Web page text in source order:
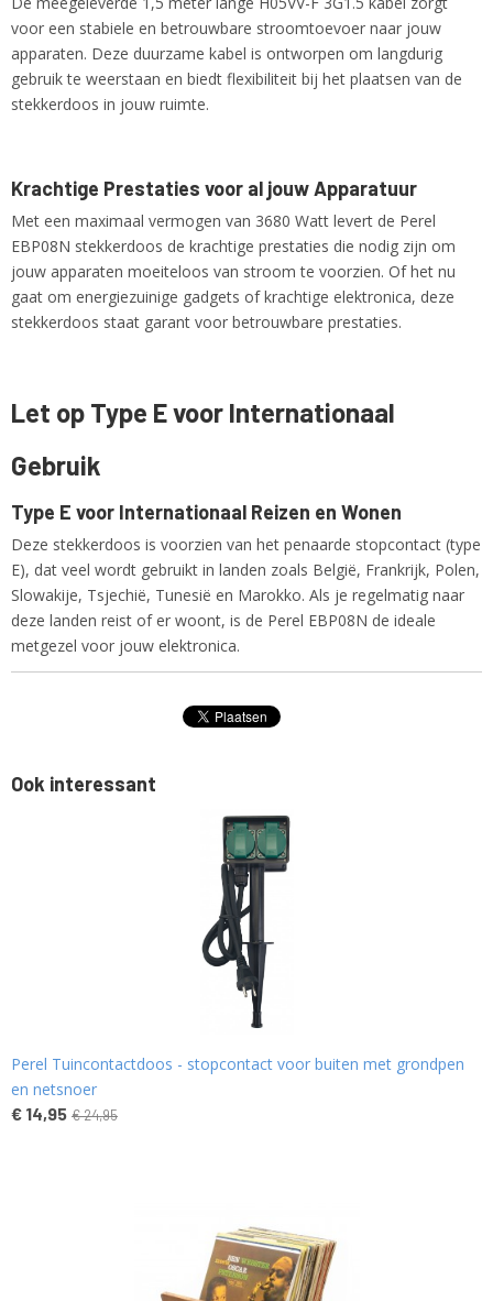
voor een stabiele en betrouwbare stroomtoevoer naar jouw
apparaten. Deze duurzame kabel is ontworpen om langdurig
gebruik te weerstaan en biedt flexibiliteit bij het plaatsen van de
stekkerdoos in jouw ruimte.
Krachtige Prestaties voor al jouw Apparatuur
Met een maximaal vermogen van 3680 Watt levert de Perel
EBP08N stekkerdoos de krachtige prestaties die nodig zijn om
jouw apparaten moeiteloos van stroom te voorzien. Of het nu
gaat om energiezuinige gadgets of krachtige elektronica, deze
stekkerdoos staat garant voor betrouwbare prestaties.
Let op Type E voor Internationaal
Gebruik
Type E voor Internationaal Reizen en Wonen
Deze stekkerdoos is voorzien van het penaarde stopcontact (type
E), dat veel wordt gebruikt in landen zoals België, Frankrijk, Polen,
Slowakije, Tsjechië, Tunesië en Marokko. Als je regelmatig naar
deze landen reist of er woont, is de Perel EBP08N de ideale
metgezel voor jouw elektronica.
Ook interessant
Perel Tuincontactdoos - stopcontact voor buiten met grondpen
en netsnoer
€ 14,95 € 24,95